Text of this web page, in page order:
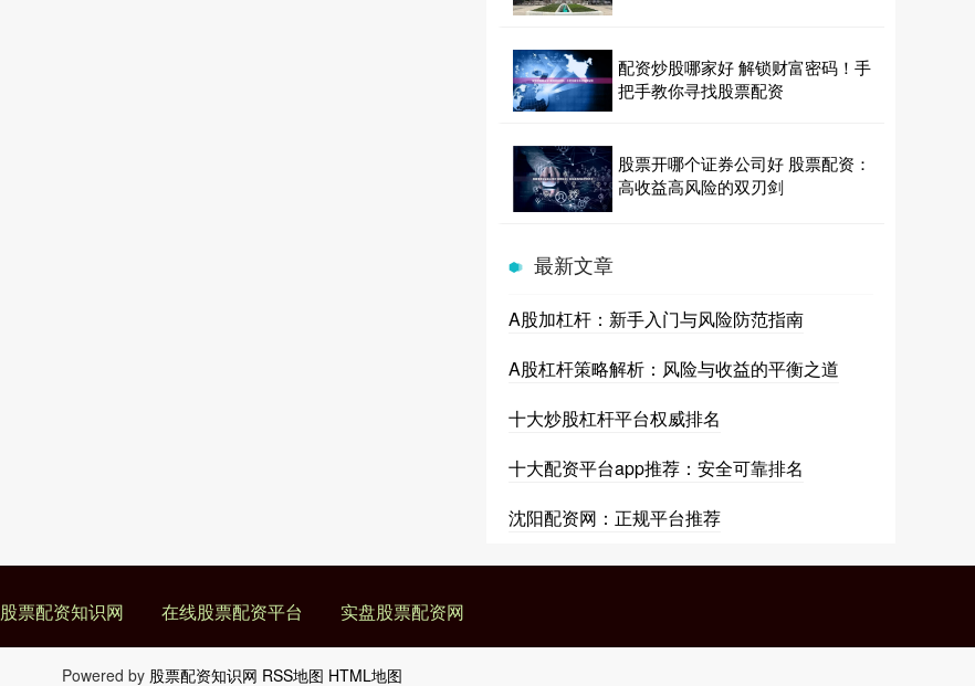
配资炒股哪家好 解锁财富密码！手
把手教你寻找股票配资
股票开哪个证券公司好 股票配资：
高收益高风险的双刃剑
最新文章
A股加杠杆：新手入门与风险防范指南
A股杠杆策略解析：风险与收益的平衡之道
十大炒股杠杆平台权威排名
十大配资平台app推荐：安全可靠排名
沈阳配资网：正规平台推荐
股票配资知识网 在线股票配资平台 实盘股票配资网
Powered by 股票配资知识网 RSS地图 HTML地图